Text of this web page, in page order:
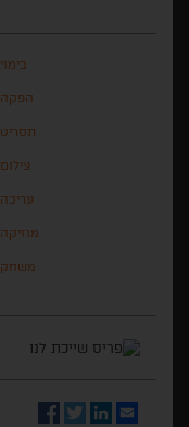
בימוי
הפקה
תסריט
צילום
עריכה
מוזיקה
משחק
Email
LinkedIn
Twitter
Facebook